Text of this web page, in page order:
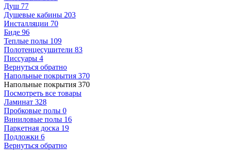
Душ 77
Душевые кабины 203
Инсталляции 70
Биде 96
Теплые полы 109
Полотенцесушители 83
Писсуары 4
Вернуться обратно
Напольные покрытия 370
Напольные покрытия 370
Посмотреть все товары
Ламинат 328
Пробковые полы 0
Виниловые полы 16
Паркетная доска 19
Подложки 6
Вернуться обратно